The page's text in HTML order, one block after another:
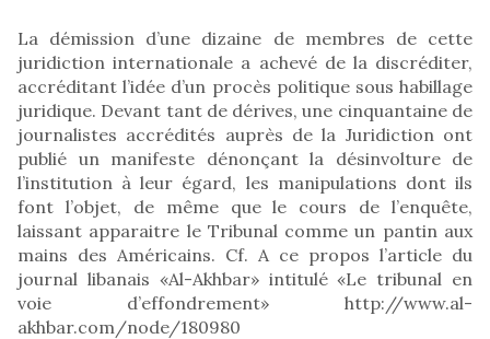
La démission d’une dizaine de membres de cette
juridiction internationale a achevé de la discréditer,
accréditant l’idée d’un procès politique sous habillage
juridique. Devant tant de dérives, une cinquantaine de
journalistes accrédités auprès de la Juridiction ont
publié un manifeste dénonçant la désinvolture de
l’institution à leur égard, les manipulations dont ils
font l’objet, de même que le cours de l’enquête,
laissant apparaitre le Tribunal comme un pantin aux
mains des Américains. Cf. A ce propos l’article du
journal libanais «Al-Akhbar» intitulé «Le tribunal en
voie d’effondrement» http://www.al-
akhbar.com/node/180980